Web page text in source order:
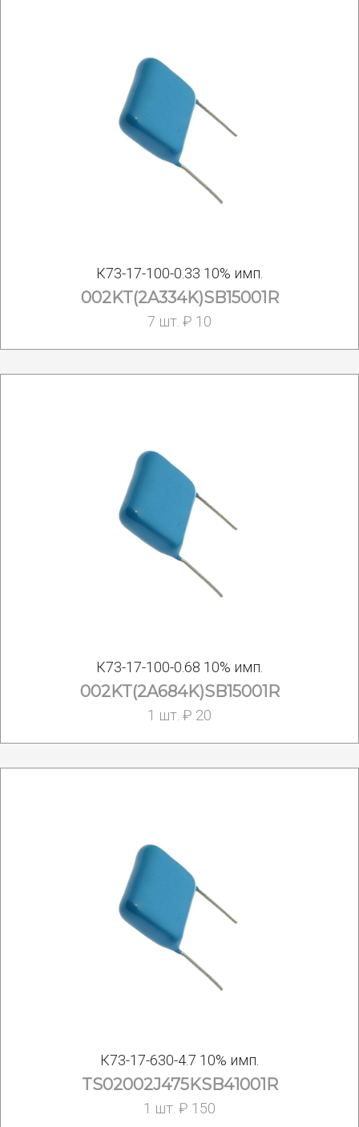
К73-17-100-0.33 10% имп.
002KT(2A334K)SB15001R
7 шт. ₽ 10
К73-17-100-0.68 10% имп.
002KT(2A684K)SB15001R
1 шт. ₽ 20
К73-17-630-4.7 10% имп.
TS02002J475KSB41001R
1 шт. ₽ 150